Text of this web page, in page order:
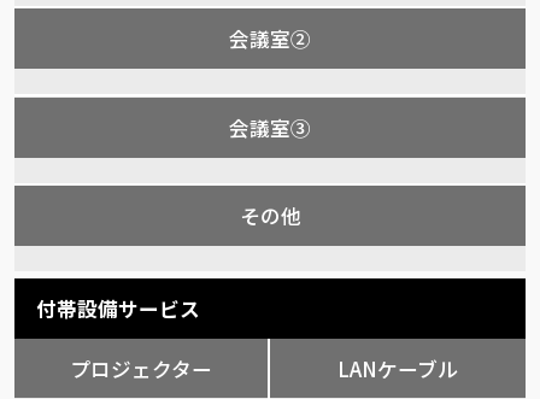
会議室②
会議室③
その他
付帯設備サービス
プロジェクター LANケーブル